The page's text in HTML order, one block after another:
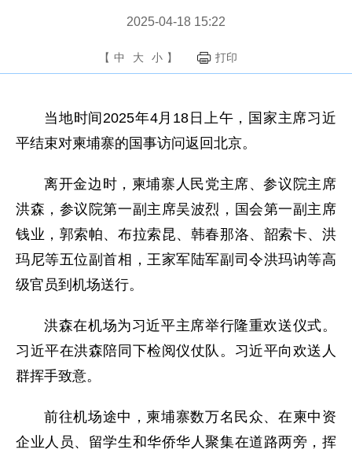
2025-04-18 15:22
【 中 大 小 】 打印
当地时间2025年4月18日上午，国家主席习近
平结束对柬埔寨的国事访问返回北京。
离开金边时，柬埔寨人民党主席、参议院主席
洪森，参议院第一副主席吴波烈，国会第一副主席
钱业，郭索帕、布拉索昆、韩春那洛、韶索卡、洪
玛尼等五位副首相，王家军陆军副司令洪玛讷等高
级官员到机场送行。
洪森在机场为习近平主席举行隆重欢送仪式。
习近平在洪森陪同下检阅仪仗队。习近平向欢送人
群挥手致意。
前往机场途中，柬埔寨数万名民众、在柬中资
企业人员、留学生和华侨华人聚集在道路两旁，挥